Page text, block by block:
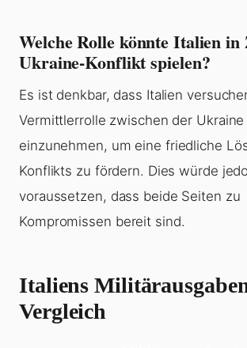
Welche Rolle könnte Italien
Ukraine-Konflikt spielen?
Es ist denkbar, dass Italien
Vermittlerrolle zwischen der Ukraine
einzunehmen, um eine friedliche
Konflikts zu fördern. Dies würde
voraussetzen, dass beide Seiten zu
Kompromissen bereit sind.
Italiens
Vergleich